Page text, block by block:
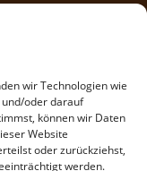
wir Technologien wie
oder darauf
können wir Daten
Website
oder zurückziehst,
werden.